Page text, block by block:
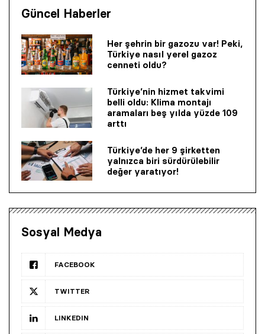
Güncel Haberler
Her şehrin bir gazozu var! Peki,
Türkiye nasıl yerel gazoz
cenneti oldu?
Türkiye’nin hizmet takvimi
belli oldu: Klima montajı
aramaları beş yılda yüzde 109
arttı
Türkiye’de her 9 şirketten
yalnızca biri sürdürülebilir
değer yaratıyor!
Sosyal Medya
FACEBOOK
TWITTER
LINKEDIN